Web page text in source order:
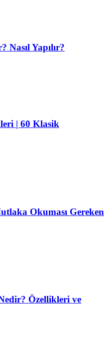
Nasıl Yapılır?
| 60 Klasik
Okuması Gereken
Özellikleri ve